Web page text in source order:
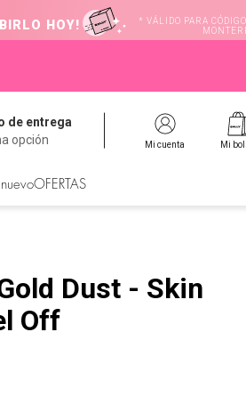
HOY!
* VÁLIDO PARA
de entrega
opción
Mi cuenta Mi
OFERTAS
Dust - Skin
Off